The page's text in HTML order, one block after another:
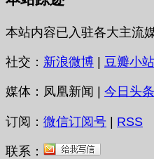
本站内容已入驻各大主流
社交： 新浪微博 豆瓣小站
媒体：凤凰新闻 | 今日头条
订阅： 微信订阅号 | RSS
联系：